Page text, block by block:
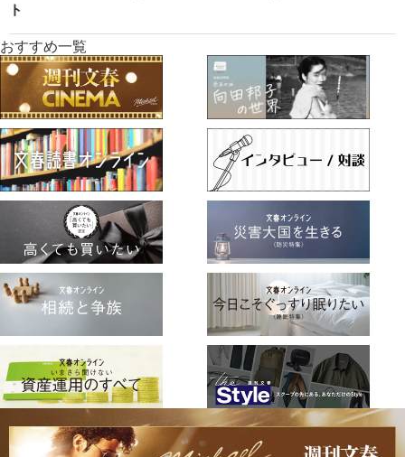
ト
おすすめ一覧